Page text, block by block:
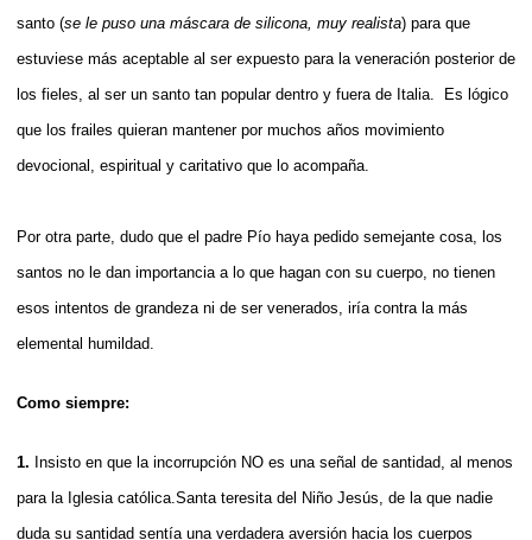
santo (se le puso una máscara de silicona, muy realista) para que
estuviese más aceptable al ser expuesto para la veneración posterior de
los fieles, al ser un santo tan popular dentro y fuera de Italia. Es lógico
que los frailes quieran mantener por muchos años movimiento
devocional, espiritual y caritativo que lo acompaña.
Por otra parte, dudo que el padre Pío haya pedido semejante cosa, los
santos no le dan importancia a lo que hagan con su cuerpo, no tienen
esos intentos de grandeza ni de ser venerados, iría contra la más
elemental humildad.
Como siempre:
1. Insisto en que la incorrupción NO es una señal de santidad, al menos
para la Iglesia católica.Santa teresita del Niño Jesús, de la que nadie
duda su santidad sentía una verdadera aversión hacia los cuerpos